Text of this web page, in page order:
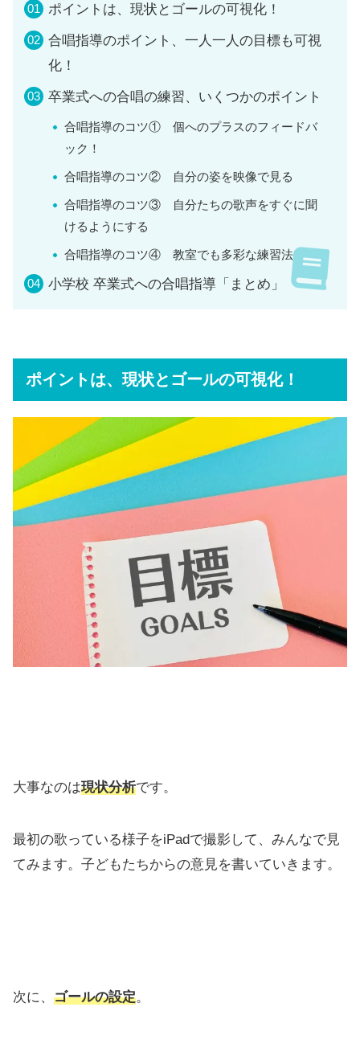
ポイントは、現状とゴールの可視化！
合唱指導のポイント、一人一人の目標も可視
化！
卒業式への合唱の練習、いくつかのポイント
合唱指導のコツ① 個へのプラスのフィードバ
ック！
合唱指導のコツ② 自分の姿を映像で見る
合唱指導のコツ③ 自分たちの歌声をすぐに聞
けるようにする
合唱指導のコツ④ 教室でも多彩な練習法
小学校 卒業式への合唱指導「まとめ」
ポイントは、現状とゴールの可視化！
大事なのは現状分析です。
最初の歌っている様子をiPadで撮影して、みんなで見
てみます。子どもたちからの意見を書いていきます。
次に、 ゴールの設定。